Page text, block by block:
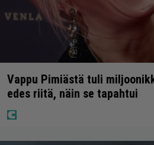
Vappu Pimiästä tuli
edes riitä, näin se tapahtui